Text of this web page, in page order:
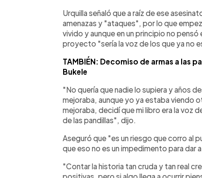
Urquilla señaló que a raíz de ese
amenazas y "ataques", por lo que
vivido y aunque en un principio no
proyecto "sería la voz de los que ya no
TAMBIÉN: Decomiso de armas a las
Bukele
"No quería que nadie lo supiera y años
mejoraba, aunque yo ya estaba viendo
mejoraba, decidí que mi libro era la voz
de las pandillas", dijo.
Aseguró que "es un riesgo que corro al
que eso no es un impedimento para dar
"Contar la historia tan cruda y tan real